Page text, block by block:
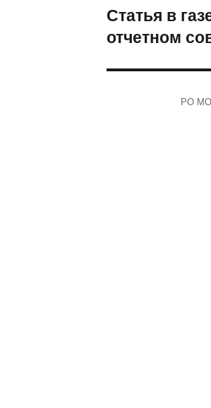
Следующая
запись:
Статья в
отчетном
РО